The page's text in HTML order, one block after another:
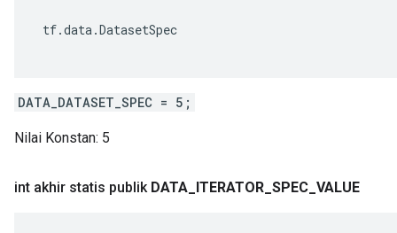
tf.data.DatasetSpec
DATA_DATASET_SPEC = 5;
Nilai Konstan: 5
int akhir statis publik DATA ITERATOR SPEC VALUE